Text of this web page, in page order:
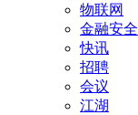
物联网
金融安全
快讯
招聘
会议
江湖